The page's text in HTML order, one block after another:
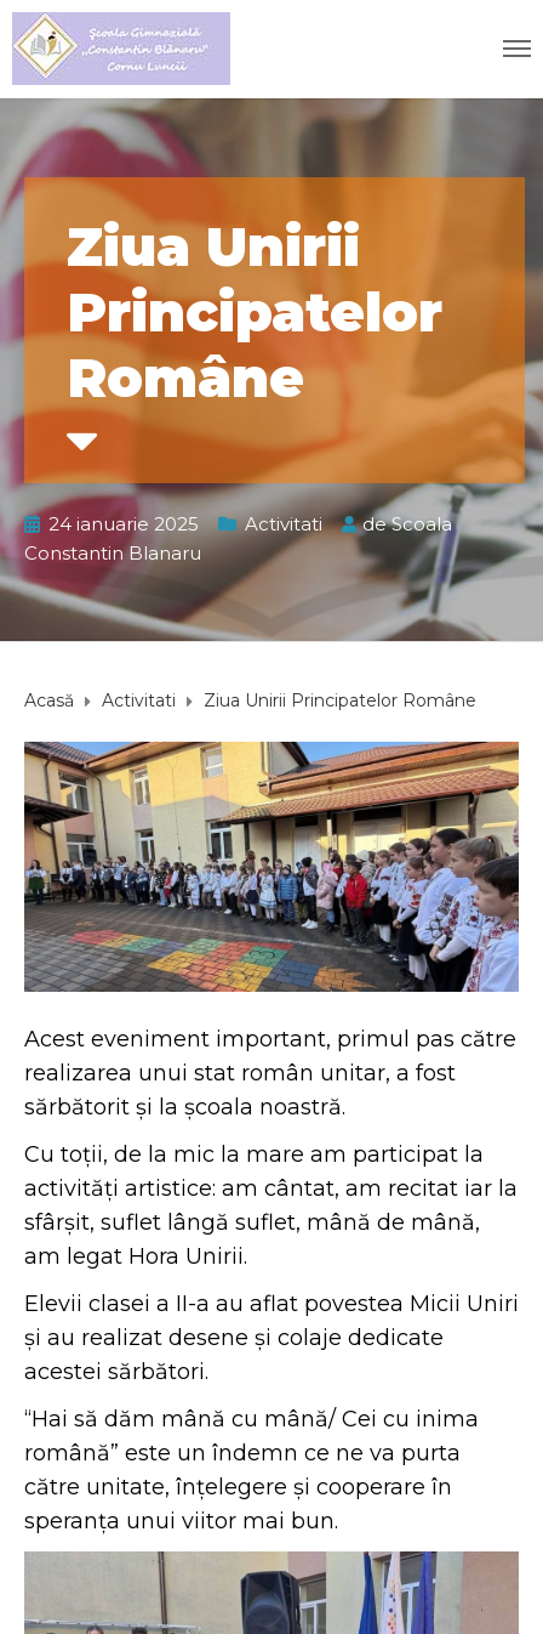
Ziua Unirii
Principatelor
Române
24 ianuarie 2025 Activitati deScoala
Constantin Blanaru
Acasă Activitati Ziua Unirii Principatelor Române
Acest eveniment important, primul pas către
realizarea unui stat român unitar, a fost
sărbătorit și la școala noastră.
Cu toții, de la mic la mare am participat la
activități artistice: am cântat, am recitat iar la
sfârșit, suflet lângă suflet, mână de mână,
am legat Hora Unirii.
Elevii clasei a II-a au aflat povestea Micii Uniri
și au realizat desene și colaje dedicate
acestei sărbători.
“Hai să dăm mână cu mână/ Cei cu inima
română” este un îndemn ce ne va purta
către unitate, înțelegere și cooperare în
speranța unui viitor mai bun.